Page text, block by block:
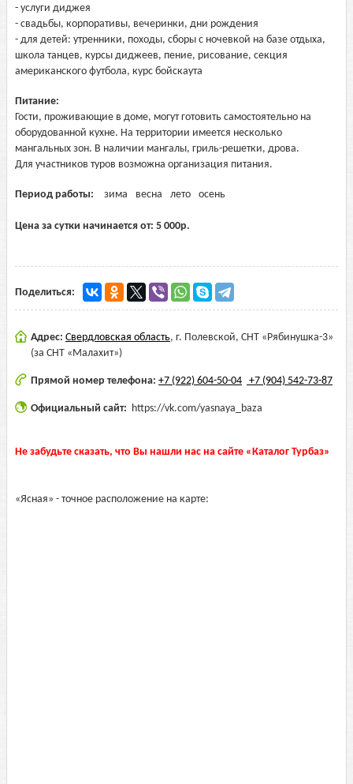
- услуги диджея
- свадьбы, корпоративы, вечеринки, дни рождения
- для детей: утренники, походы, сборы с ночевкой на базе отдыха,
школа танцев, курсы диджеев, пение, рисование, секция
американского футбола, курс бойскаута
Питание:
Гости, проживающие в доме, могут готовить самостоятельно на
оборудованной кухне. На территории имеется несколько
мангальных зон. В наличии мангалы, гриль-решетки, дрова.
Для участников туров возможна организация питания.
Период работы: зима весна лето осень
Цена за сутки начинается от: 5 000р.
Поделиться:
Адрес: Свердловская область, г. Полевской, СНТ «Рябинушка-3»
(за СНТ «Малахит»)
Прямой номер телефона: +7 (922) 604-50-04 +7 (904) 542-73-87
Официальный сайт: https://vk.com/yasnaya_baza
Не забудьте сказать, что Вы нашли нас на сайте «Каталог Турбаз»
«Ясная» - точное расположение на карте: